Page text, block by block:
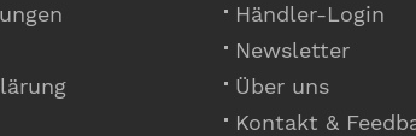
Händler-Login
Newsletter
Über uns
Kontakt &